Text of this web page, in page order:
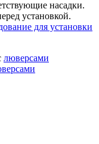
насадки.
установкой.
для установки
люверсами